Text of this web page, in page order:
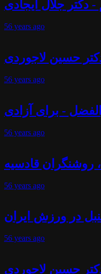
دکتر جلال ایجادی
56 years ago
حسین لاجوردی
56 years ago
- برای آزادی
56 years ago
56 years ago
در ورزش ایران
56 years ago
حسین لاجوردی